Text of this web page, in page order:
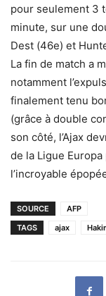
pour seulement 3
minute, sur une
Dest (46e) et
La fin de match a
notamment
finalement tenu
(grâce à double
son côté, l’Ajax
de la Ligue
l’incroyable
SOURCE
AFP
TAGS
ajax